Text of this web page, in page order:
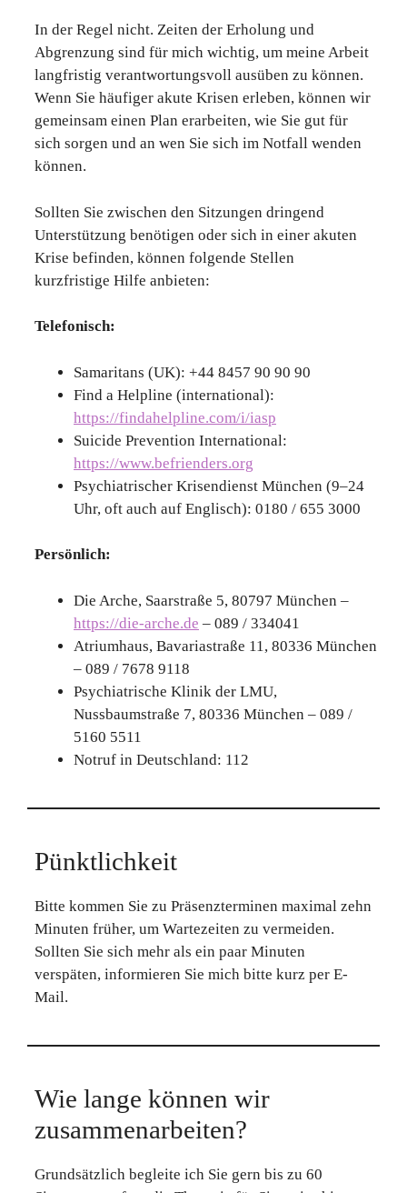
In der Regel nicht. Zeiten der Erholung und
Abgrenzung sind für mich wichtig, um meine Arbeit
langfristig verantwortungsvoll ausüben zu können.
Wenn Sie häufiger akute Krisen erleben, können wir
gemeinsam einen Plan erarbeiten, wie Sie gut für
sich sorgen und an wen Sie sich im Notfall wenden
können.
Sollten Sie zwischen den Sitzungen dringend
Unterstützung benötigen oder sich in einer akuten
Krise befinden, können folgende Stellen
kurzfristige Hilfe anbieten:
Telefonisch:
Samaritans (UK): +44 8457 90 90 90
Find a Helpline (international):
https://findahelpline.com/i/iasp
Suicide Prevention International:
https://www.befrienders.org
Psychiatrischer Krisendienst München (9–24
Uhr, oft auch auf Englisch): 0180 / 655 3000
Persönlich:
Die Arche, Saarstraße 5, 80797 München –
https://die-arche.de – 089 / 334041
Atriumhaus, Bavariastraße 11, 80336 München
– 089 / 7678 9118
Psychiatrische Klinik der LMU,
Nussbaumstraße 7, 80336 München – 089 /
5160 5511
Notruf in Deutschland: 112
Pünktlichkeit
Bitte kommen Sie zu Präsenzterminen maximal zehn
Minuten früher, um Wartezeiten zu vermeiden.
Sollten Sie sich mehr als ein paar Minuten
verspäten, informieren Sie mich bitte kurz per E-
Mail.
Wie lange können wir
zusammenarbeiten?
Grundsätzlich begleite ich Sie gern bis zu 60